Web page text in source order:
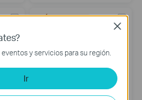
PRÓXIMAMENTE
y servicios para su región.
Ir
Close